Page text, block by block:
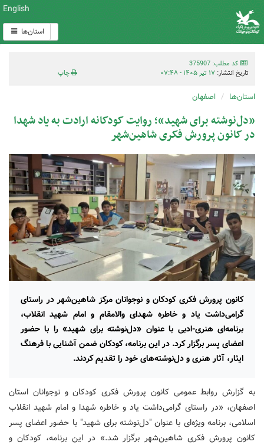
English
استان‌ها
کد مطلب: 375907
تاریخ انتشار: ۱۷ تیر ۱۴۰۵ - ۰۷:۴۸ چاپ
استان‌ها اصفهان
«دل‌نوشته برای شهید»؛ روایت کودکانه ارادت به یاد شهدا
در کانون پرورش فکری شاهین‌شهر
کانون پرورش فکری کودکان و نوجوانان مرکز شاهین‌شهر در راستای
گرامی‌داشت یاد و خاطره شهدای والامقام و امام شهید انقلاب،
برنامه‌ای هنری-ادبی با عنوان «دل‌نوشته برای شهید» را با حضور
اعضای پسر برگزار کرد. در این برنامه، کودکان ضمن آشنایی با فرهنگ
ایثار، آثار هنری و دل‌نوشته‌های خود را تقدیم کردند.
به گزارش روابط عمومی کانون پرورش فکری کودکان و نوجوانان استان
اصفهان، «در راستای گرامی‌داشت یاد و خاطره شهدا و امام شهید انقلاب
اسلامی، برنامه ویژه‌ای با عنوان "دل‌نوشته برای شهید" با حضور اعضای پسر
کانون پرورش فکری شاهین‌شهر برگزار شد.» در این برنامه، کودکان و